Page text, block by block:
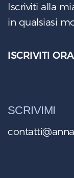
Iscriviti alla
in qualsiasi
ISCRIVITI
SCRIVIMI